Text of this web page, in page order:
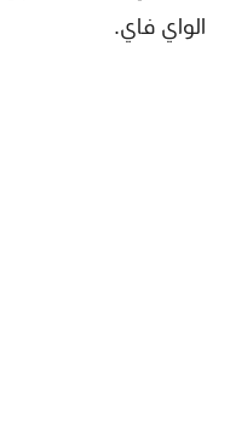
الواي فاي.